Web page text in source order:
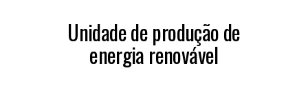
Unidade de produção de
energia renovável